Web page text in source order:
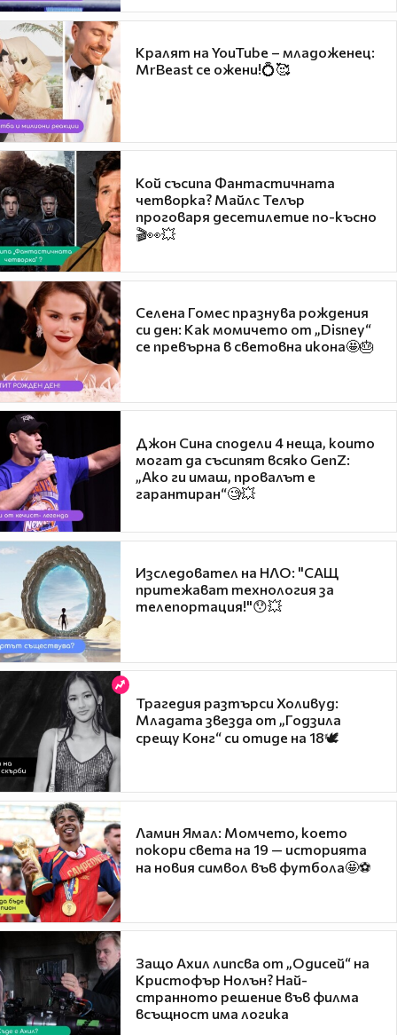
Кралят на YouTube – младоженец:
MrBeast се ожени!💍🥰
Кой съсипа Фантастичната
четворка? Майлс Телър
проговаря десетилетие по-късно
🎬👀💥
Селена Гомес празнува рождения
си ден: Как момичето от „Disney“
се превърна в световна икона🤩🎂
Джон Сина сподели 4 неща, които
могат да съсипят всяко GenZ:
„Ако ги имаш, провалът е
гарантиран“🧐💥
Изследовател на НЛО: "САЩ
притежават технология за
телепортация!"😯💥
Трагедия разтърси Холивуд:
Младата звезда от „Годзила
срещу Конг“ си отиде на 18🕊️
Ламин Ямал: Момчето, което
покори света на 19 — историята
на новия символ във футбола🤩⚽
Защо Ахил липсва от „Одисей“ на
Кристофър Нолън? Най-
странното решение във филма
всъщност има логика